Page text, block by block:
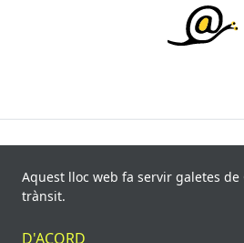
recollides de 840 fonts i 8.113
Aquest lloc web fa servir galetes
trànsit.
D'ACORD